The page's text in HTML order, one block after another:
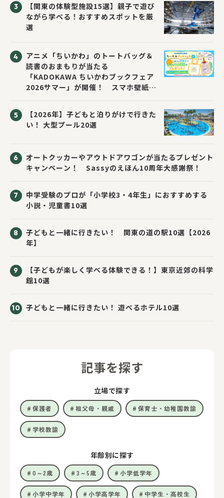
【関東の体験型施設15選】親子で遊び
ながら学べる！おすすめスポットを厳
選
アニメ「ちいかわ」のトートバッグ＆
読書のおまもりが当たる
「KADOKAWA ちいかわブックフェア
2026サマー」が開催！ スマホ壁紙は
【2026年】子どもと泊りがけで行きた
い！ 大型プール20選
オートクッカーやアウトドアワゴンが当たるプレゼント
キャンペーン！ Sassyのえほん10周年大感謝祭！
中学受験のプロが「小学校3・4年生」におすすめする
小説・児童書10選
子どもと一緒に行きたい！ 関東の道の駅10選【2026
年】
【子どもが楽しく学べる体験できる！】東京近郊の科学
館10選
子どもと一緒に行きたい！ 遊べるホテル10選
記事を探す
立場で探す
保護者 祖父母・親戚 保育士・幼稚園教諭
学校教諭
年齢別に探す
0～2歳 3～5歳 小学低学年
小学中学年 小学高学年 中学生・高校生